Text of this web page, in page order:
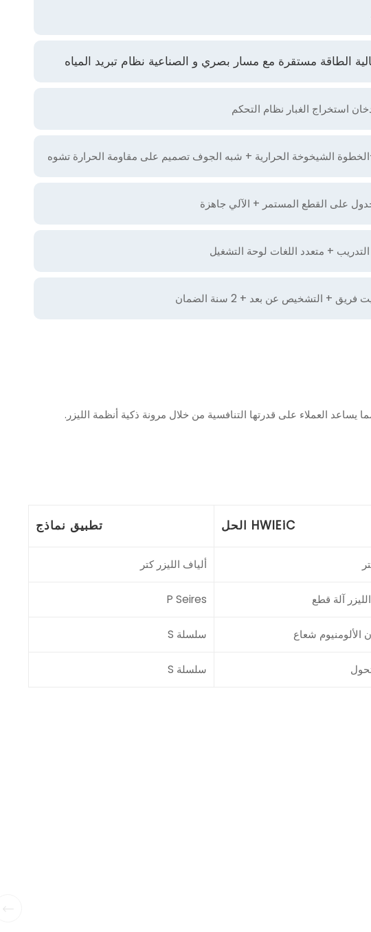
استخراج الغبار نظام التحكم
على القطع المستمر + الآلي جاهزة
+ متعدد اللغات لوحة التشغيل
+ التشخيص عن بعد + 2 سنة الضمان
HWlEiC الحل تطبيق نماذج
ألياف الليزر كتر
P Seires
الألومنيوم شعاع سلسلة S
سلسلة S